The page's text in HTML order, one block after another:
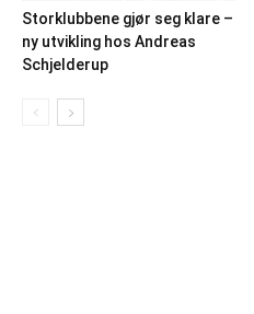
Storklubbene gjør seg klare –
ny utvikling hos Andreas
Schjelderup